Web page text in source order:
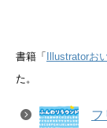
書籍「 Illustratorお
た。
フ